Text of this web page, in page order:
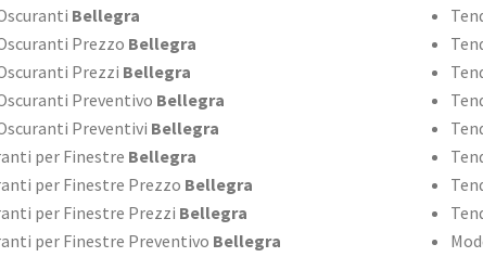
Bellegra
Prezzo Bellegra
Prezzi Bellegra
Preventivo Bellegra
Preventivi Bellegra
per Finestre Bellegra
per Finestre Prezzo Bellegra
per Finestre Prezzi Bellegra
per Finestre Preventivo Bellegra